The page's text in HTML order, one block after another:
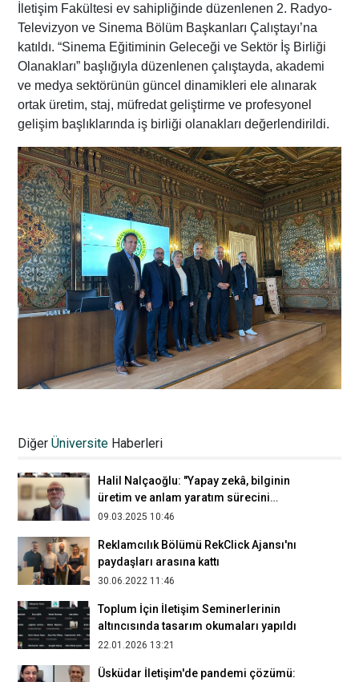
İletişim Fakültesi ev sahipliğinde düzenlenen 2. Radyo-
Televizyon ve Sinema Bölüm Başkanları Çalıştayı’na
katıldı. “Sinema Eğitiminin Geleceği ve Sektör İş Birliği
Olanakları” başlığıyla düzenlenen çalıştayda, akademi
ve medya sektörünün güncel dinamikleri ele alınarak
ortak üretim, staj, müfredat geliştirme ve profesyonel
gelişim başlıklarında iş birliği olanakları değerlendirildi.
DiğerÜniversite Haberleri
salgınlar ele alındı
​​​​​​​Halil Nalçaoğlu: "Yapay zekâ, bilginin
üretim ve anlam yaratım sürecini
dönüştürüyor"
09.03.2025 10:46
Reklamcılık Bölümü RekClick Ajansı'nı
paydaşları arasına kattı
30.06.2022 11:46
Toplum İçin İletişim Seminerlerinin
altıncısında tasarım okumaları yapıldı
22.01.2026 13:21
Üsküdar İletişim'de pandemi çözümü: